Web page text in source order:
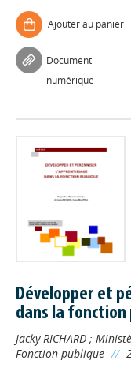
Ajouter au panier
Document
numérique
Développer et
dans la fonction
Jacky RICHARD ;
Fonction publique //